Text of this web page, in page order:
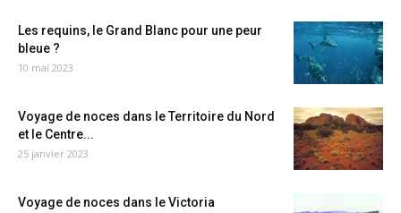
Les requins, le Grand Blanc pour une peur
bleue ?
10 mai 2023
Voyage de noces dans le Territoire du Nord
et le Centre...
25 janvier 2023
Voyage de noces dans le Victoria